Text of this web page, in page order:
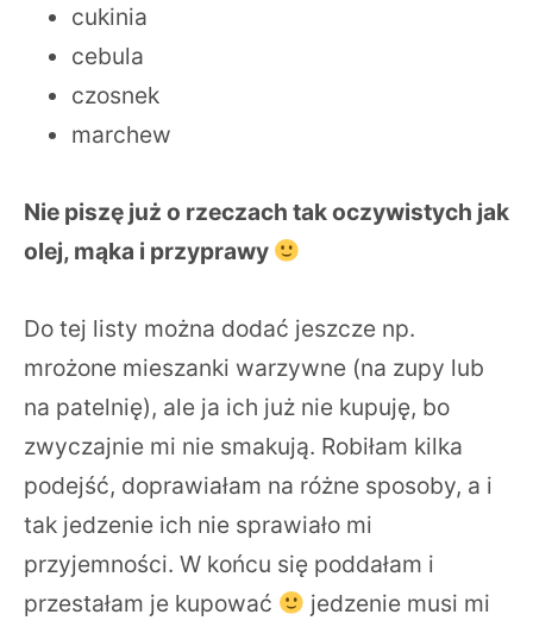
cukinia
cebula
czosnek
marchew
Nie piszę już o rzeczach tak oczywistych jak
olej, mąka i przyprawy
Do tej listy można dodać jeszcze np.
mrożone mieszanki warzywne (na zupy lub
na patelnię), ale ja ich już nie kupuję, bo
zwyczajnie mi nie smakują. Robiłam kilka
podejść, doprawiałam na różne sposoby, a i
tak jedzenie ich nie sprawiało mi
przyjemności. W końcu się poddałam i
przestałam je kupować
jedzenie musi mi